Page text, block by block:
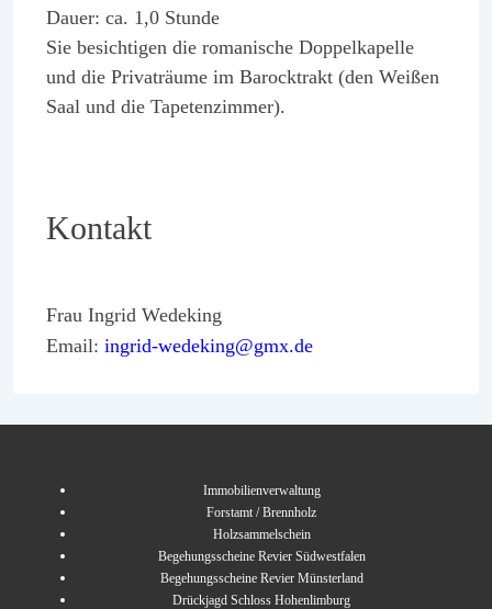
Dauer: ca. 1,0 Stunde
Sie besichtigen die romanische Doppelkapelle
und die Privaträume im Barocktrakt (den Weißen
Saal und die Tapetenzimmer).
Kontakt
Frau Ingrid Wedeking
Email: ingrid-wedeking@gmx.de
Immobilienverwaltung
Forstamt / Brennholz
Holzsammelschein
Begehungsscheine Revier Südwestfalen
Begehungsscheine Revier Münsterland
Drückjagd Schloss Hohenlimburg